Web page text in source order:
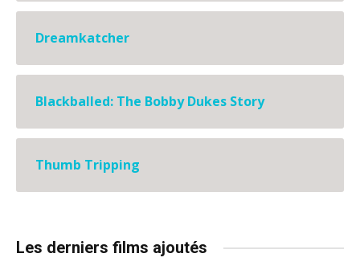
Dreamkatcher
Blackballed: The Bobby Dukes Story
Thumb Tripping
Les derniers films ajoutés